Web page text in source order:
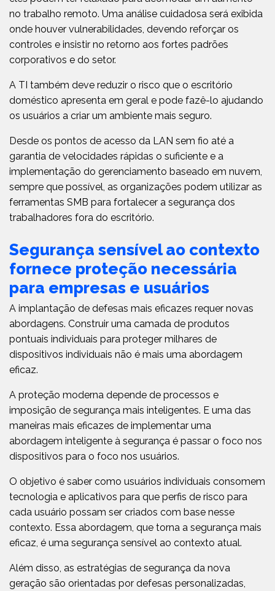
no trabalho remoto. Uma análise cuidadosa será exibida
onde houver vulnerabilidades, devendo reforçar os
controles e insistir no retorno aos fortes padrões
corporativos e do setor.
A TI também deve reduzir o risco que o escritório
doméstico apresenta em geral e pode fazê-lo ajudando
os usuários a criar um ambiente mais seguro.
Desde os pontos de acesso da LAN sem fio até a
garantia de velocidades rápidas o suficiente e a
implementação do gerenciamento baseado em nuvem,
sempre que possível, as organizações podem utilizar as
ferramentas SMB para fortalecer a segurança dos
trabalhadores fora do escritório.
Segurança sensível ao contexto
fornece proteção necessária
para empresas e usuários
A implantação de defesas mais eficazes requer novas
abordagens. Construir uma camada de produtos
pontuais individuais para proteger milhares de
dispositivos individuais não é mais uma abordagem
eficaz.
A proteção moderna depende de processos e
imposição de segurança mais inteligentes. E uma das
maneiras mais eficazes de implementar uma
abordagem inteligente à segurança é passar o foco nos
dispositivos para o foco nos usuários.
O objetivo é saber como usuários individuais consomem
tecnologia e aplicativos para que perfis de risco para
cada usuário possam ser criados com base nesse
contexto. Essa abordagem, que torna a segurança mais
eficaz, é uma segurança sensível ao contexto atual.
Além disso, as estratégias de segurança da nova
geração são orientadas por defesas personalizadas,